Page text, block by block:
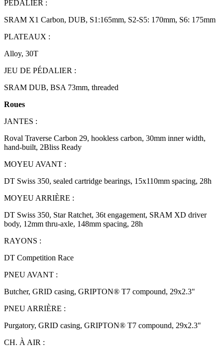
PÉDALIER :
SRAM X1 Carbon, DUB, S1:165mm, S2-S5: 170mm, S6: 175mm
PLATEAUX :
Alloy, 30T
JEU DE PÉDALIER :
SRAM DUB, BSA 73mm, threaded
Roues
JANTES :
Roval Traverse Carbon 29, hookless carbon, 30mm inner width,
hand-built, 2Bliss Ready
MOYEU AVANT :
DT Swiss 350, sealed cartridge bearings, 15x110mm spacing, 28h
MOYEU ARRIÈRE :
DT Swiss 350, Star Ratchet, 36t engagement, SRAM XD driver
body, 12mm thru-axle, 148mm spacing, 28h
RAYONS :
DT Competition Race
PNEU AVANT :
Butcher, GRID casing, GRIPTON® T7 compound, 29x2.3"
PNEU ARRIÈRE :
Purgatory, GRID casing, GRIPTON® T7 compound, 29x2.3"
CH. À AIR :